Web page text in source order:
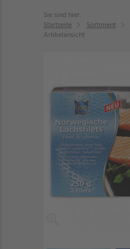
Sie sind hier:
Startseite
Sortiment
Artikelansicht